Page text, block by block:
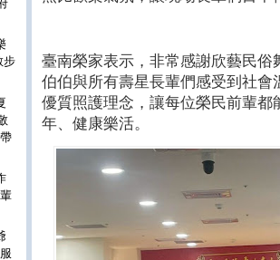
臺南榮家表示，非常感謝欣藝民
伯伯與所有壽星長輩們感受到社
優質照護理念，讓每位榮民前輩
年、健康樂活。
步